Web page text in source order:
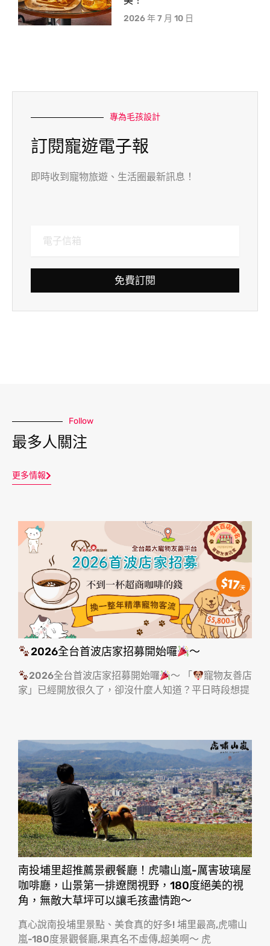
2026 年 7 月 10 日
專為毛孩設計
訂閱寵遊電子報
即時收到寵物旅遊、生活圈最新訊息！
免費訂閱
Follow
最多人關注
更多情報
2026全台首波店家招募開始囉 ～
2026全台首波店家招募開始囉 ～ 「
寵物友善店
家」已經開放很久了，卻沒什麼人知道？平日時段想提
南投埔里超推薦景觀餐廳！虎嘯山嵐-厲害玻璃屋
咖啡廳，山景第一排遼闊視野，180度絕美的視
角，無敵大草坪可以讓毛孩盡情跑〜
真心說南投埔里景點、美食真的好多! 埔里最高,虎嘯山
嵐-180度景觀餐廳,果真名不虛傳,超美啊〜 虎